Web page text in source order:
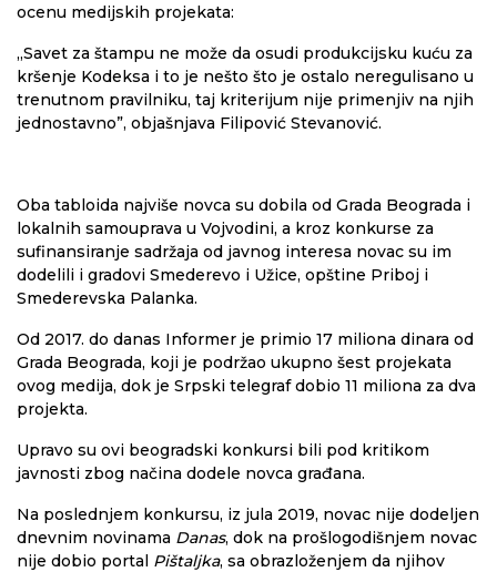
ocenu medijskih projekata:
„Savet za štampu ne može da osudi produkcijsku kuću za
kršenje Kodeksa i to je nešto što je ostalo neregulisano u
trenutnom pravilniku, taj kriterijum nije primenjiv na njih
jednostavno”, objašnjava Filipović Stevanović.
Oba tabloida najviše novca su dobila od Grada Beograda i
lokalnih samouprava u Vojvodini, a kroz konkurse za
sufinansiranje sadržaja od javnog interesa novac su im
dodelili i gradovi Smederevo i Užice, opštine Priboj i
Smederevska Palanka.
Od 2017. do danas Informer je primio 17 miliona dinara od
Grada Beograda, koji je podržao ukupno šest projekata
ovog medija, dok je Srpski telegraf dobio 11 miliona za dva
projekta.
Upravo su ovi beogradski konkursi bili pod kritikom
javnosti zbog načina dodele novca građana.
Na poslednjem konkursu, iz jula 2019, novac nije dodeljen
dnevnim novinama Danas, dok na prošlogodišnjem novac
nije dobio portal Pištaljka, sa obrazloženjem da njihov